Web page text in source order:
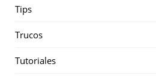
Tips
Trucos
Tutoriales